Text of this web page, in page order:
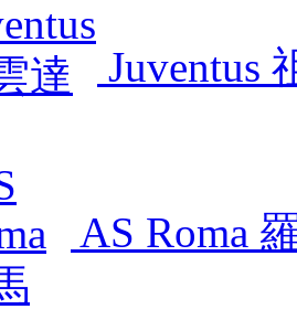
Juventus
AS Roma